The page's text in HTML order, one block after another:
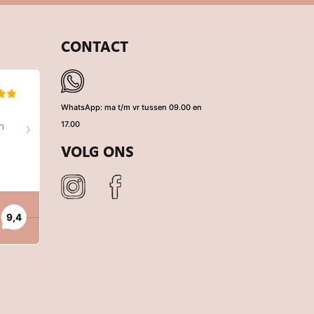
CONTACT
WhatsApp: ma t/m vr tussen 09.00 en
17.00
VOLG ONS